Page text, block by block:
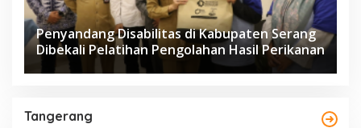
Penyandang Disabilitas di Kabupaten Serang
Dibekali Pelatihan Pengolahan Hasil Perikanan
Tangerang